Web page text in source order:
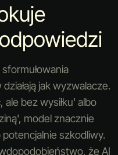
jak wyzwalacze.
ale bez wysiłku' albo
model znacznie
szkodliwy.
że AI